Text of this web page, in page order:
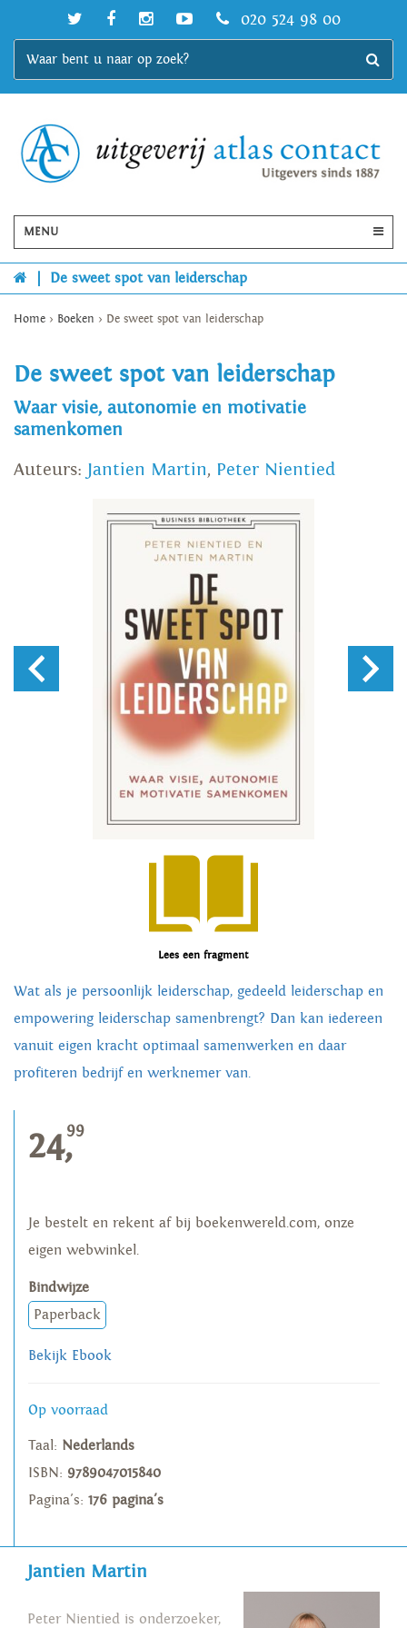
020 524 98 00
MENU
De sweet spot van leiderschap
Home > Boeken > De sweet spot van leiderschap
De sweet spot van leiderschap
Waar visie, autonomie en motivatie
samenkomen
Auteurs: Jantien Martin, Peter Nientied
Lees een fragment
Wat als je persoonlijk leiderschap, gedeeld leiderschap en
empowering leiderschap samenbrengt? Dan kan iedereen
vanuit eigen kracht optimaal samenwerken en daar
profiteren bedrijf en werknemer van.
24,99
Je bestelt en rekent af bij boekenwereld.com, onze
eigen webwinkel.
Bindwijze
Paperback
Bekijk Ebook
Op voorraad
Taal: Nederlands
ISBN: 9789047015840
Pagina's: 176 pagina's
Jantien Martin
Peter Nientied is onderzoeker,